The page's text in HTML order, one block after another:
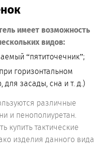
имеет возможность
видов:
“пятиточечник”;
горизонтальном
засады, сна и т. д.)
различные
и пенополиуретан.
купить тактические
изделия данного вида